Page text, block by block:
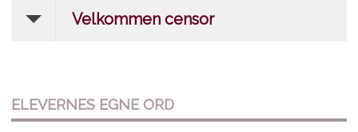
Velkommen censor
ELEVERNES EGNE ORD